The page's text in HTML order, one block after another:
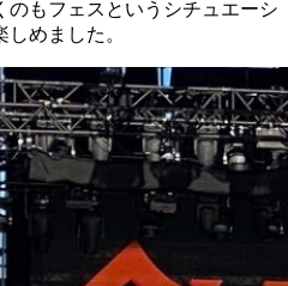
のもフェスというシチュエーシ
めました。